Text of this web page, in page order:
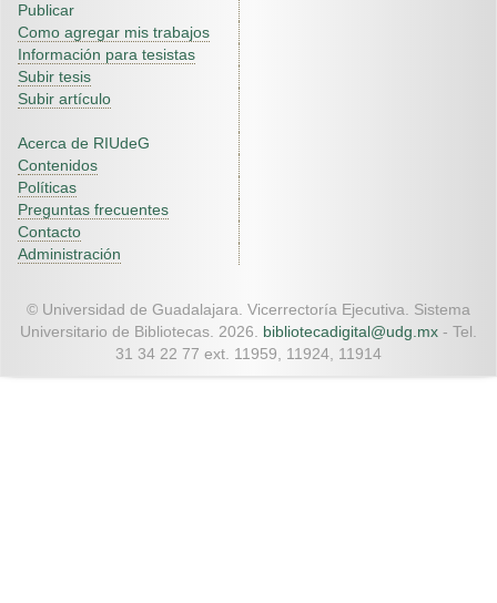
Publicar
Como agregar mis trabajos
Información para tesistas
Subir tesis
Subir artículo
Acerca de RIUdeG
Contenidos
Políticas
Preguntas frecuentes
Contacto
Administración
© Universidad de Guadalajara. Vicerrectoría Ejecutiva. Sistema
Universitario de Bibliotecas. 2026. bibliotecadigital@udg.mx - Tel.
31 34 22 77 ext. 11959, 11924, 11914